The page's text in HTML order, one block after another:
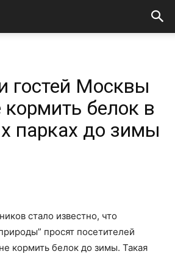
гостей Москвы
кормить белок в
парках до зимы
стало известно, что
просят посетителей
кормить белок до зимы. Такая